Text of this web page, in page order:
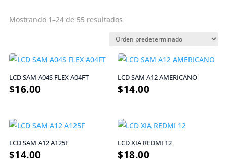
Mostrando 1–24 de 55 resultados
LCD SAM A04S FLEX A04FT
$16.00
LCD SAM A12 AMERICANO
$14.00
LCD SAM A12 A125F
$14.00
LCD XIA REDMI 12
$18.00